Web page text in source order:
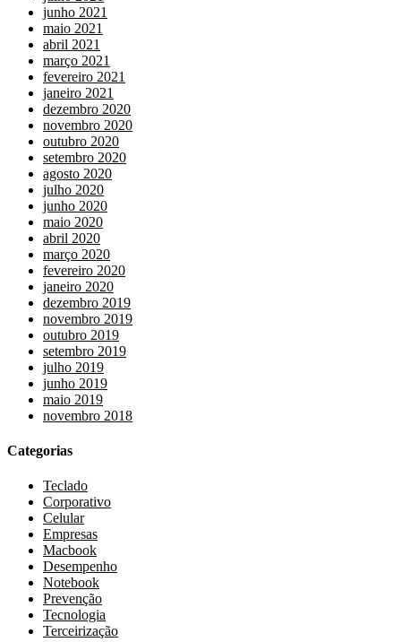
junho 2021
maio 2021
abril 2021
março 2021
fevereiro 2021
janeiro 2021
dezembro 2020
novembro 2020
outubro 2020
setembro 2020
agosto 2020
julho 2020
junho 2020
maio 2020
abril 2020
março 2020
fevereiro 2020
janeiro 2020
dezembro 2019
novembro 2019
outubro 2019
setembro 2019
julho 2019
junho 2019
maio 2019
novembro 2018
Categorias
Teclado
Corporativo
Celular
Empresas
Macbook
Desempenho
Notebook
Prevenção
Tecnologia
Terceirização